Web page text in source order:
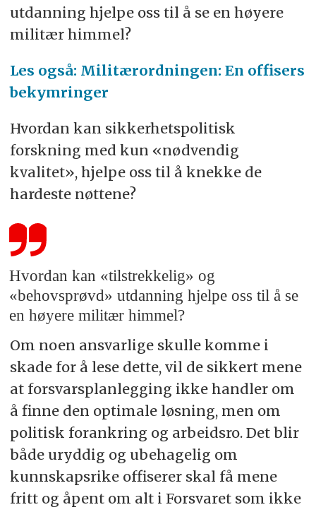
utdanning hjelpe oss til å se en høyere
militær himmel?
Les også: Militærordningen: En offisers
bekymringer
Hvordan kan sikkerhetspolitisk
forskning med kun «nødvendig
kvalitet», hjelpe oss til å knekke de
hardeste nøttene?
Hvordan kan «tilstrekkelig» og
«behovsprøvd» utdanning hjelpe oss til å se
en høyere militær himmel?
Om noen ansvarlige skulle komme i
skade for å lese dette, vil de sikkert mene
at forsvarsplanlegging ikke handler om
å finne den optimale løsning, men om
politisk forankring og arbeidsro. Det blir
både uryddig og ubehagelig om
kunnskapsrike offiserer skal få mene
fritt og åpent om alt i Forsvaret som ikke